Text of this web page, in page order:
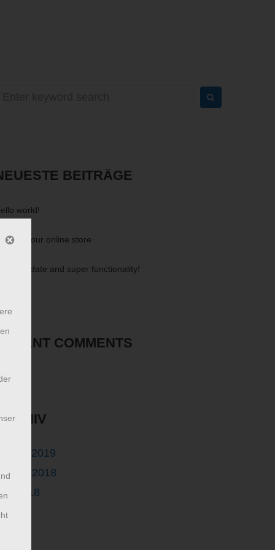
BEITRÄGE
world!
M2 and your online store
Super update and super functionality!
RECENT COMMENTS
Januar 2019
2018
2018